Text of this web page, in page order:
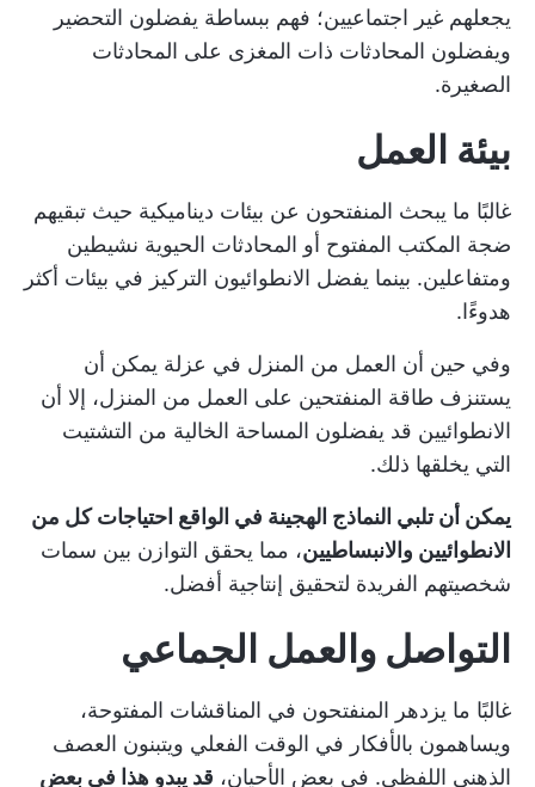
يجعلهم غير اجتماعيين؛ فهم ببساطة يفضلون التحضير
ويفضلون المحادثات ذات المغزى على المحادثات
الصغيرة.
بيئة العمل
غالبًا ما يبحث المنفتحون عن بيئات ديناميكية حيث تبقيهم
ضجة المكتب المفتوح أو المحادثات الحيوية نشيطين
ومتفاعلين. بينما يفضل الانطوائيون التركيز في بيئات أكثر
هدوءًا.
وفي حين أن العمل من المنزل في عزلة يمكن أن
يستنزف طاقة المنفتحين على العمل من المنزل، إلا أن
الانطوائيين قد يفضلون المساحة الخالية من التشتيت
التي يخلقها ذلك.
يمكن أن تلبي النماذج الهجينة في الواقع احتياجات كل من
الانطوائيين والانبساطيين، مما يحقق التوازن بين سمات
شخصيتهم الفريدة لتحقيق إنتاجية أفضل.
التواصل والعمل الجماعي
غالبًا ما يزدهر المنفتحون في المناقشات المفتوحة،
ويساهمون بالأفكار في الوقت الفعلي ويتبنون العصف
الذهني اللفظي. في بعض الأحيان، قد يبدو هذا في بعض